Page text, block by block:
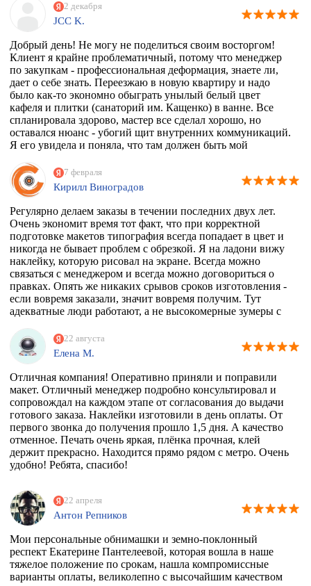
2 декабря
JCC K.
Добрый день! Не могу не поделиться своим восторгом!
Клиент я крайне проблематичный, потому что менеджер
по закупкам - профессиональная деформация, знаете ли,
дает о себе знать. Переезжаю в новую квартиру и надо
было как-то экономно обыграть унылый белый цвет
кафеля и плитки (санаторий им. Кащенко) в ванне. Все
спланировала здорово, мастер все сделал хорошо, но
оставался нюанс - убогий щит внутренних коммуникаций.
Я его увидела и поняла, что там должен быть мой
фирму, которая может это сделать. Разумеется их нет, в
моем случае, потому что наклейка должна была быть
водостойкая, под мой размер и еще по моему макету,
учитывая, что типографии не работают поштучно))
Перерыла весь инет, разговаривала даже с фирмой из
Ростова, как говорится "и там послали". И тут наткнулась
на эту организацию! Знала, что 100% откажут, но
надежда, как говорится, живее всех живых. Заказ
приняли, менеджер Ярослава всегда была на связи и
отвечала на все вопросы, напечатали наклейку за сутки
после получения макета. Мой визит в типографию
отдельная история - абсолютно потрясающая атмосфера и
люди!!!! Позитив сквозит даже от станков!
РЕКОМЕНДУЮ ВСЕМИ ФИБРАМИ ДУШИ!
7 февраля
Кирилл Виноградов
Регулярно делаем заказы в течении последних двух лет.
Очень экономит время тот факт, что при корректной
подготовке макетов типография всегда попадает в цвет и
никогда не бывает проблем с обрезкой. Я на ладони вижу
наклейку, которую рисовал на экране. Всегда можно
связаться с менеджером и всегда можно договориться о
правках. Опять же никаких срывов сроков изготовления -
если вовремя заказали, значит вовремя получим. Тут
адекватные люди работают, а не высокомерные зумеры с
22 августа
Елена М.
Отличная компания! Оперативно приняли и поправили
макет. Отличный менеджер подробно консультировал и
сопровождал на каждом этапе от согласования до выдачи
готового заказа. Наклейки изготовили в день оплаты. От
первого звонка до получения прошло 1,5 дня. А качество
отменное. Печать очень яркая, плёнка прочная, клей
держит прекрасно. Находится прямо рядом с метро. Очень
удобно! Ребята, спасибо!
22 апреля
Антон Репников
Мои персональные обнимашки и земно-поклонный
респект Екатерине Пантелеевой, которая вошла в наше
тяжелое положение по срокам, нашла компромиссные
варианты оплаты, великолепно с высочайшим качеством